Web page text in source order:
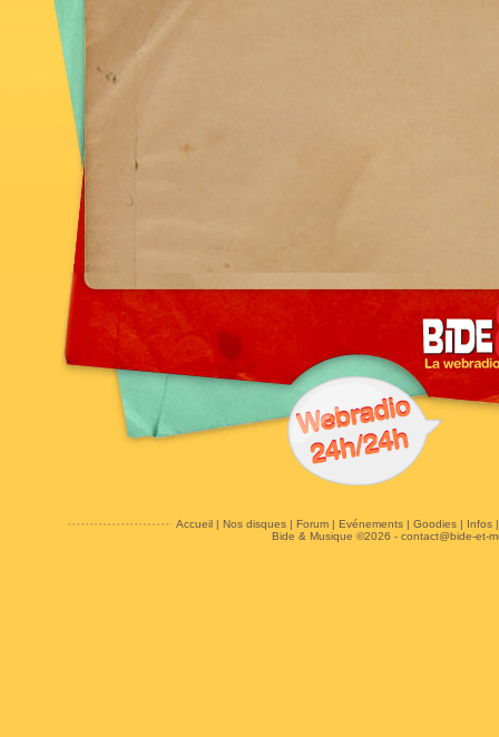
Accueil| Nos disques| Forum| Evénements| Goodies| Infos
Bide & Musique ©2026 - contact@bide-et-